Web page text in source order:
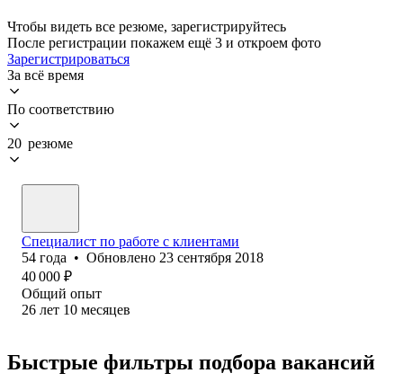
Чтобы видеть все резюме, зарегистрируйтесь
После регистрации покажем ещё 3 и откроем фото
Зарегистрироваться
За всё время
По соответствию
20 резюме
Специалист по работе с клиентами
54 года • Обновлено 23 сентября 2018
40 000 ₽
Общий опыт
26 лет 10 месяцев
Быстрые фильтры подбора вакансий